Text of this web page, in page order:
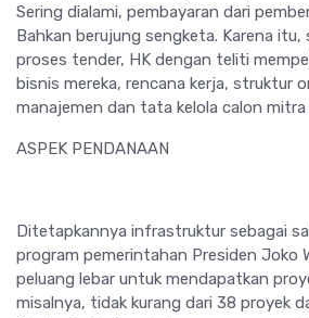
Sering dialami, pembayaran dari
Bahkan berujung sengketa. Karena itu,
proses tender, HK dengan teliti
bisnis mereka, rencana kerja, struktur
manajemen dan tata kelola calon mitra
ASPEK PENDANAAN
Ditetapkannya infrastruktur sebagai
program pemerintahan Presiden Joko
peluang lebar untuk mendapatkan
misalnya, tidak kurang dari 38 proyek